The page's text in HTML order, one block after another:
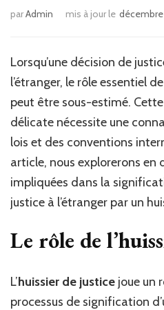
parAdmin mis à jour le décembre
Lorsqu’une décision de
l’étranger, le rôle essentiel de
peut être sous-estimé.
délicate nécessite une
lois et des conventions
article, nous explorerons en
impliquées dans la
justice à l’étranger par un
Le rôle de
L’huissier de justice joue un
processus de signification